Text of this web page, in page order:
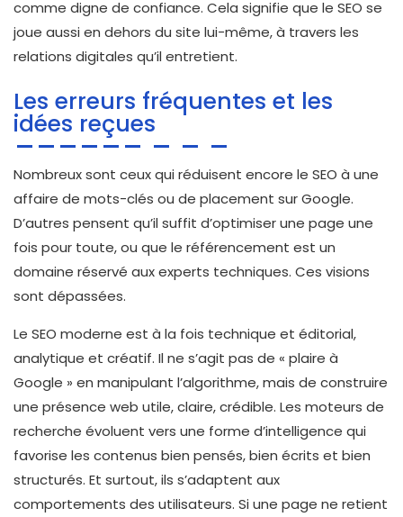
comme digne de confiance. Cela signifie que le SEO se
joue aussi en dehors du site lui-même, à travers les
relations digitales qu’il entretient.
Les erreurs fréquentes et les
idées reçues
Nombreux sont ceux qui réduisent encore le SEO à une
affaire de mots-clés ou de placement sur Google.
D’autres pensent qu’il suffit d’optimiser une page une
fois pour toute, ou que le référencement est un
domaine réservé aux experts techniques. Ces visions
sont dépassées.
Le SEO moderne est à la fois technique et éditorial,
analytique et créatif. Il ne s’agit pas de « plaire à
Google » en manipulant l’algorithme, mais de construire
une présence web utile, claire, crédible. Les moteurs de
recherche évoluent vers une forme d’intelligence qui
favorise les contenus bien pensés, bien écrits et bien
structurés. Et surtout, ils s’adaptent aux
comportements des utilisateurs. Si une page ne retient